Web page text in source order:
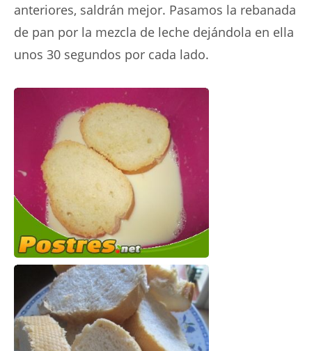
anteriores, saldrán mejor. Pasamos la rebanada
de pan por la mezcla de leche dejándola en ella
unos 30 segundos por cada lado.